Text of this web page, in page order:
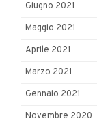
Giugno 2021
Maggio 2021
Aprile 2021
Marzo 2021
Gennaio 2021
Novembre 2020